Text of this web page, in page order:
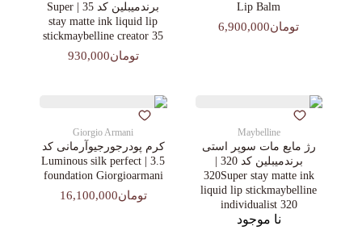
Lip Balm
تومان6,900,000
برندمیبلین کد 35 | Super
stay matte ink liquid lip
stickmaybelline creator 35
تومان930,000
Maybelline
رژ مایع مات سوپر استی‌
320Super stay matte ink
liquid lip stickmaybelline
individualist 320
نا موجود
Giorgio Armani
کرم پودرجورجیوآرمانی کد
3.5 | Luminous silk perfect
foundation Giorgioarmani
تومان16,100,000